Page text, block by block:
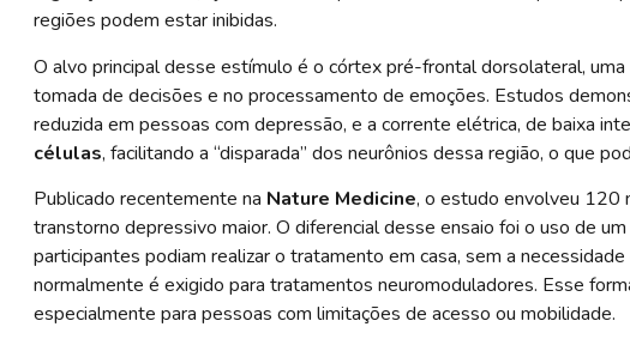
regiões podem estar inibidas.
O alvo principal desse estímulo é o córtex pré-frontal dorsolateral, uma
tomada de decisões e no processamento de emoções. Estudos
reduzida em pessoas com depressão, e a corrente elétrica, de baixa
células, facilitando a “disparada” dos neurônios dessa região, o que
Publicado recentemente na Nature Medicine, o estudo envolveu 120
transtorno depressivo maior. O diferencial desse ensaio foi o uso de um
participantes podiam realizar o tratamento em casa, sem a
normalmente é exigido para tratamentos neuromoduladores. Esse
especialmente para pessoas com limitações de acesso ou mobilidade.